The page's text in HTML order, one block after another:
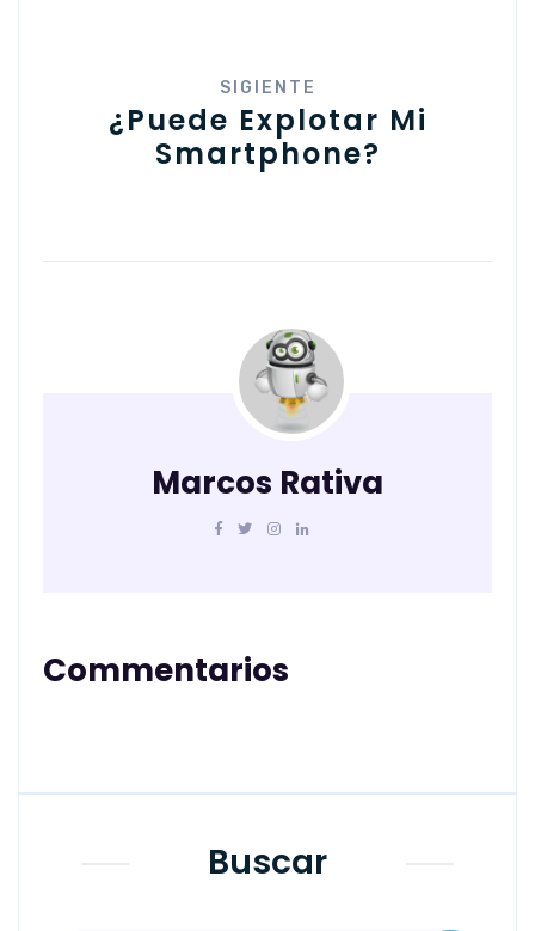
SIGIENTE
¿puede Explotar Mi
Smartphone?
Marcos Rativa
Commentarios
Buscar